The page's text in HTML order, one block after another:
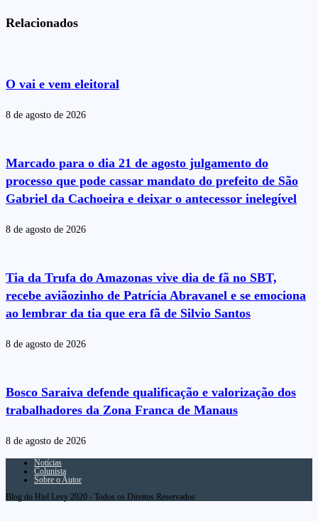
Relacionados
O vai e vem eleitoral
8 de agosto de 2026
Marcado para o dia 21 de agosto julgamento do
processo que pode cassar mandato do prefeito de São
Gabriel da Cachoeira e deixar o antecessor inelegível
8 de agosto de 2026
Tia da Trufa do Amazonas vive dia de fã no SBT,
recebe aviãozinho de Patrícia Abravanel e se emociona
ao lembrar da tia que era fã de Silvio Santos
8 de agosto de 2026
Bosco Saraiva defende qualificação e valorização dos
trabalhadores da Zona Franca de Manaus
8 de agosto de 2026
Notícias
Colunista
Sobre o Autor
Blog do Hiel Levy 2020 - Todos os Direitos Reservados